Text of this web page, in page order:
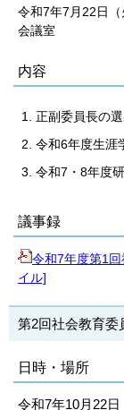
令和7年7月22日
会議室
内容
正副委員長の
令和6年度生涯
令和7・8年度
議事録
令和7年度第1
イル]
第2回社会教育委
日時・場所
令和7年10月22